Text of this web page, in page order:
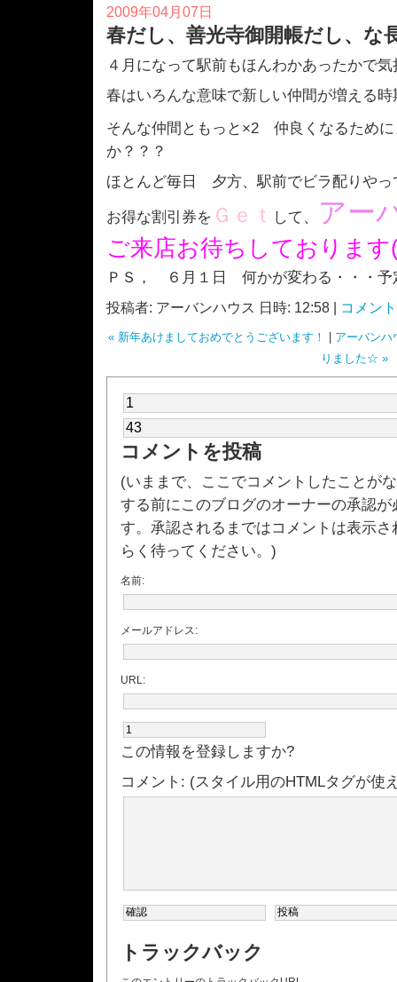
2009年04月07日
春だし、善光寺御開帳だし、な
４月になって駅前もほんわかあったかで
春はいろんな意味で新しい仲間が増える
そんな仲間ともっと×2 仲良くなるために
か？？？
ほとんど毎日 夕方、駅前でビラ配りやっ
お得な割引券を Ｇｅｔ して、 アー
ご来店お待ちしております
ＰＳ， ６月１日 何かが変わる・・・予
投稿者: アーバンハウス 日時: 12:58 | コメン
« 新年あけましておめでとうございます！
アーバンハ
りました☆ »
コメントを投稿
(いままで、ここでコメントしたことが
する前にこのブログのオーナーの承認
す。承認されるまではコメントは表示
らく待ってください。)
名前:
メールアドレス:
URL:
この情報を登録しますか?
コメント: (スタイル用のHTMLタグが使
トラックバック